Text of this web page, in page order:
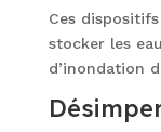
Ces
stocker les
d’inondation